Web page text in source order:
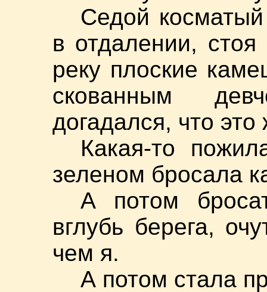
Седой
в отдалении,
реку плоские
скованным
догадался, что
Какая-то
зеленом бросала
А потом
вглубь берега,
чем я.
А потом стала